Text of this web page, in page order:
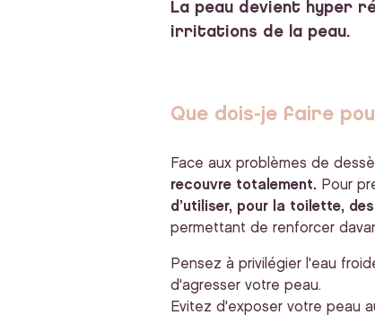
La peau devient hyper
irritations de la peau.
Que dois-je faire
Face aux problèmes de
recouvre totalement. Pour
d’utiliser, pour la toilette,
permettant de renforcer
Pensez à privilégier l'eau
d'agresser votre peau.
Evitez d'exposer votre peau